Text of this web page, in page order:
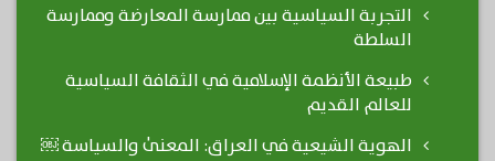
التجربة السياسية بين ممارسة المعارضة وممارسة
السلطة
طبيعة الأنظمة الإسلامية في الثقافة السياسية
للعالم القديم
الهوية الشيعية في العراق: المعنىٰ والسياسة ￼